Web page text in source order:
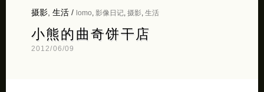
摄影, 生活/ lomo 影像日记, 摄影, 生活
小熊的曲奇饼干店
2012/06/09